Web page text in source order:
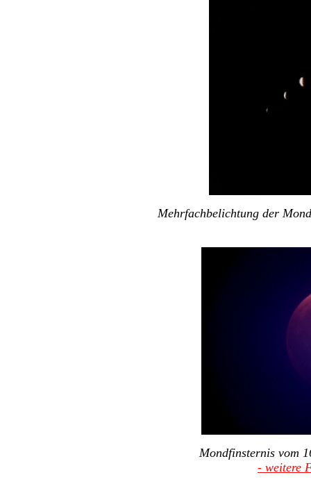
Mehrfachbelichtung der
Mondfinsternis vom
- weitere